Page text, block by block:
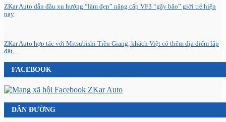
ZKar Auto dẫn đầu xu hướng “làm đẹp” nâng cấp VF3 “gây bão” giới trẻ hiện
nay
ZKar Auto hợp tác với Mitsubishi Tiền Giang, khách Việt có thêm địa điểm lắp
đặt...
FACEBOOK
DẪN ĐƯỜNG